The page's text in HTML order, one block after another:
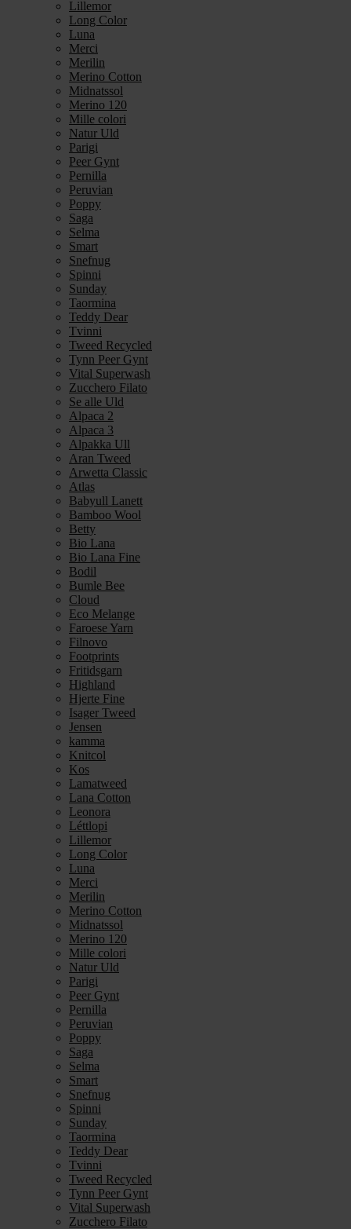
Lillemor
Long Color
Luna
Merci
Merilin
Merino Cotton
Midnatssol
Merino 120
Mille colori
Natur Uld
Parigi
Peer Gynt
Pernilla
Peruvian
Poppy
Saga
Selma
Smart
Snefnug
Spinni
Sunday
Taormina
Teddy Dear
Tvinni
Tweed Recycled
Tynn Peer Gynt
Vital Superwash
Zucchero Filato
Se alle Uld
Alpaca 2
Alpaca 3
Alpakka Ull
Aran Tweed
Arwetta Classic
Atlas
Babyull Lanett
Bamboo Wool
Betty
Bio Lana
Bio Lana Fine
Bodil
Bumle Bee
Cloud
Eco Melange
Faroese Yarn
Filnovo
Footprints
Fritidsgarn
Highland
Hjerte Fine
Isager Tweed
Jensen
kamma
Knitcol
Kos
Lamatweed
Lana Cotton
Leonora
Léttlopi
Lillemor
Long Color
Luna
Merci
Merilin
Merino Cotton
Midnatssol
Merino 120
Mille colori
Natur Uld
Parigi
Peer Gynt
Pernilla
Peruvian
Poppy
Saga
Selma
Smart
Snefnug
Spinni
Sunday
Taormina
Teddy Dear
Tvinni
Tweed Recycled
Tynn Peer Gynt
Vital Superwash
Zucchero Filato